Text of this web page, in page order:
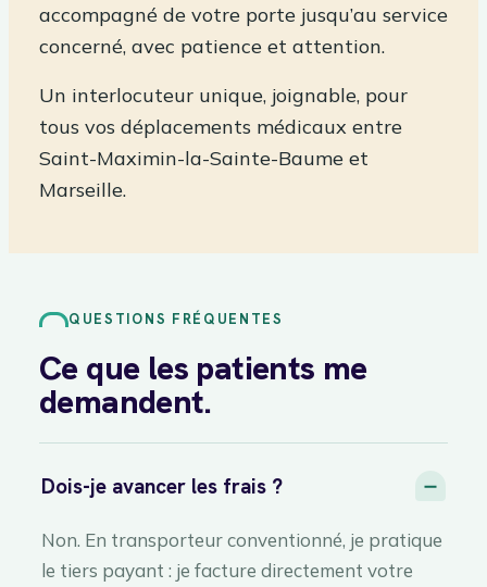
accompagné de votre porte jusqu’au service
concerné, avec patience et attention.
Un interlocuteur unique, joignable, pour
tous vos déplacements médicaux entre
Saint-Maximin-la-Sainte-Baume et
Marseille.
QUESTIONS FRÉQUENTES
Ce que les patients me
demandent.
Dois-je avancer les frais ?
Non. En transporteur conventionné, je pratique
le tiers payant : je facture directement votre